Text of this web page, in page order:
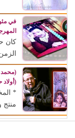
في
كان
(محمد
(أولاد
*